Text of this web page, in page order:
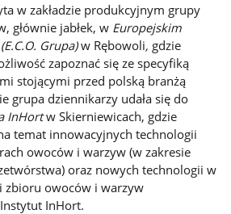
w zakładzie produkcyjnym grupy
głównie jabłek, w Europejskim
Grupa)w Rębowoli, gdzie
zapoznać się ze specyfiką
stojącymi przed polską branżą
grupa dziennikarzy udała się do
InHortw Skierniewicach, gdzie
temat innowacyjnych technologii
owoców i warzyw (w zakresie
oraz nowych technologii w
zbioru owoców i warzyw
InHort.